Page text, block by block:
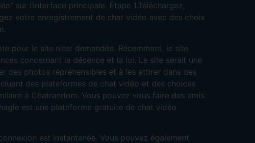
sur l’interface principale. Étape 1.Téléchargez,
votre enregistrement de chat vidéo avec des choix
pour le site n’est demandée. Récemment, le site
concernant la décence et la loi. Le site serait une
des photos répréhensibles et à les attirer dans des
des plateformes de chat vidéo et des choices
à Chatrandom. Vous pouvez vous faire des amis
est une plateforme gratuite de chat vidéo
est instantanée. Vous pouvez également